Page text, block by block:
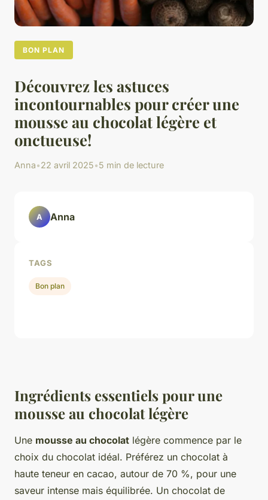
BON PLAN
Découvrez les astuces
incontournables pour créer une
mousse au chocolat légère et
onctueuse!
Anna•22 avril 2025•5 min de lecture
Ingrédients essentiels pour une
mousse au chocolat légère
Une mousse au chocolat légère commence par le
choix du chocolat idéal. Préférez un chocolat à
haute teneur en cacao, autour de 70 %, pour une
saveur intense mais équilibrée. Un chocolat de
A Anna
TAGS
Bon plan